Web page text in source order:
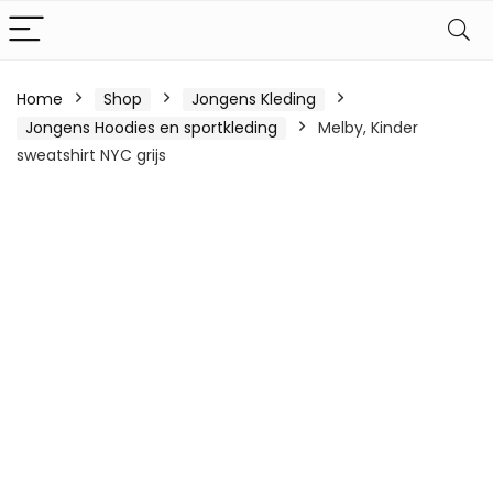
Home Shop
Jongens Kleding
Jongens Hoodies en sportkleding
Melby, Kinder
sweatshirt NYC grijs